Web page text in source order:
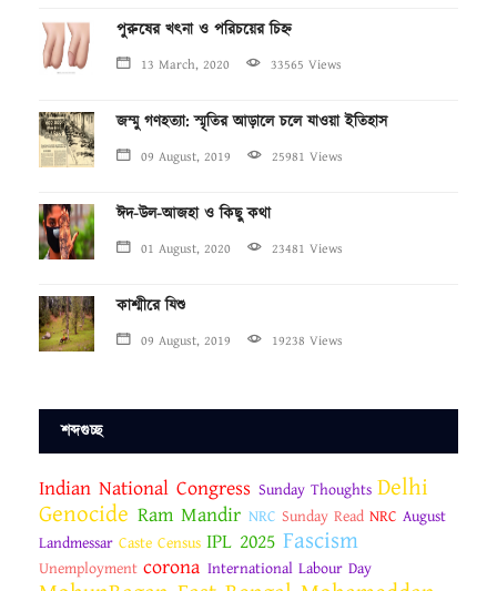
পুরুষের খৎনা ও পরিচয়ের চিহ্ন
13 March, 2020 33565 Views
জম্মু গণহত্যা: স্মৃতির আড়ালে চলে যাওয়া ইতিহাস
09 August, 2019 25981 Views
ঈদ-উল-আজহা ও কিছু কথা
01 August, 2020 23481 Views
কাশ্মীরে যিশু
09 August, 2019 19238 Views
শব্দগুচ্ছ
Indian National Congress Sunday Thoughts Delhi
Genocide Ram Mandir NRC Sunday Read NRC August
Landmessar Caste Census IPL 2025 Fascism
Unemployment corona International Labour Day